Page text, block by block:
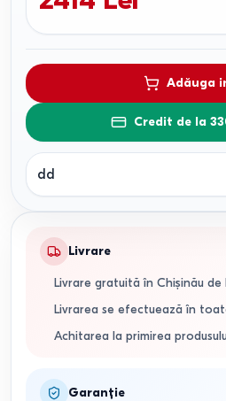
Adăuga
Credit de la
dd
Livrare
Livrare gratuită în Chișinău de
Livrarea se efectuează în
Achitarea la primirea
Garanție